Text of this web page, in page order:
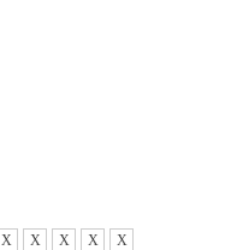
X X X X
X